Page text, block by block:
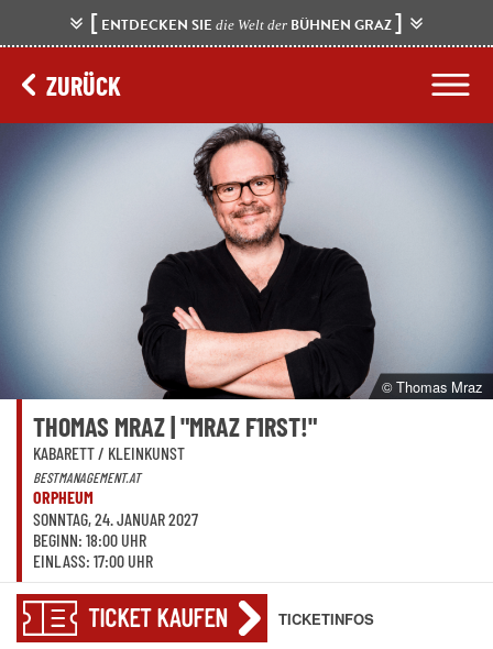
[ ENTDECKEN SIE die Welt der BÜHNEN GRAZ]
ZURÜCK
© Thomas Mraz
THOMAS MRAZ | "MRAZ F1RST!"
KABARETT / KLEINKUNST
BESTMANAGEMENT.AT
ORPHEUM
SONNTAG, 24. JANUAR 2027
BEGINN: 18:00 UHR
EINLASS: 17:00 UHR
TICKET KAUFEN TICKETINFOS